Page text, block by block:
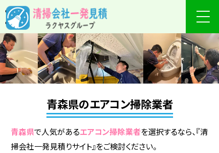
青森県のエアコン掃除業者
青森県で人気があるエアコン掃除業者を選択するなら、『清
掃会社一発見積りサイト』をご検討ください。